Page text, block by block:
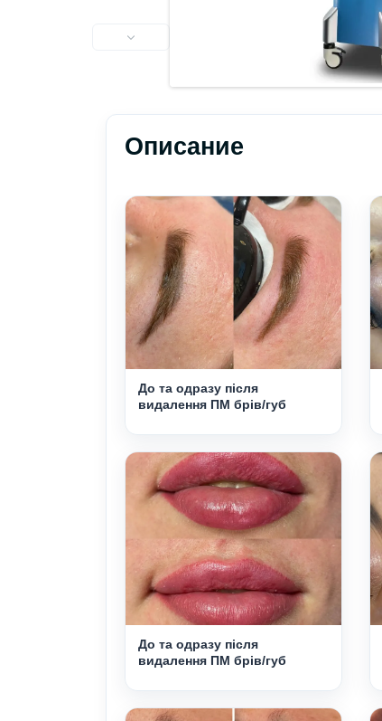
Описание
До та одразу після
видалення ПМ брів/губ
До та одразу після
видалення ПМ брів/губ